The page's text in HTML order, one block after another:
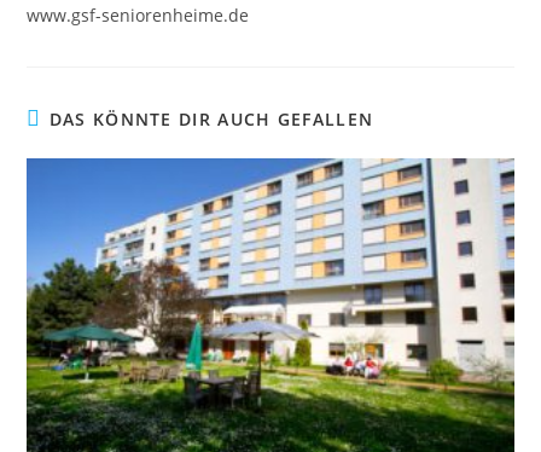
www.gsf-seniorenheime.de
DAS KÖNNTE DIR AUCH GEFALLEN